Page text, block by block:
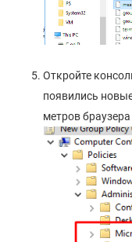
Откройте
появились
метров